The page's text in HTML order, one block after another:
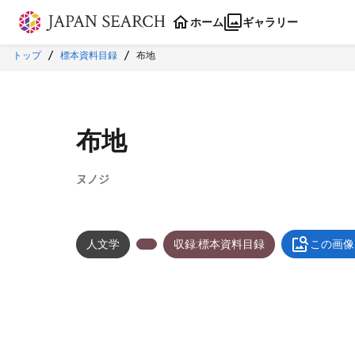
本文に飛ぶ
ホーム ギャラリー
トップ 標本資料目録 布地
布地
ヌノジ
人文学 収録:標本資料目録 この画